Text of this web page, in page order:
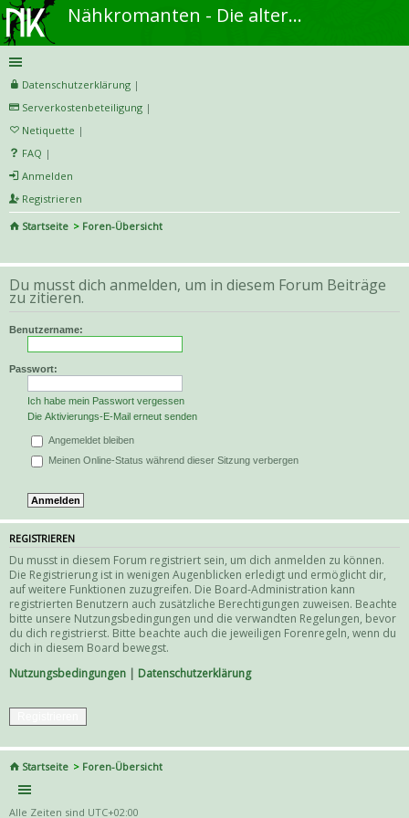
Nähkromanten - Die alternative Näh- und DIY-Community
Datenschutzerklärung |
Serverkostenbeteiligung |
Netiquette |
FAQ |
Anmelden
Registrieren
Startseite
Foren-Übersicht
uc
he
Du musst dich anmelden, um in diesem Forum Beiträge
zu zitieren.
Benutzername:
Passwort:
Ich habe mein Passwort vergessen
Die Aktivierungs-E-Mail erneut senden
Angemeldet bleiben
Meinen Online-Status während dieser Sitzung verbergen
REGISTRIEREN
Du musst in diesem Forum registriert sein, um dich anmelden zu können.
Die Registrierung ist in wenigen Augenblicken erledigt und ermöglicht dir,
auf weitere Funktionen zuzugreifen. Die Board-Administration kann
registrierten Benutzern auch zusätzliche Berechtigungen zuweisen. Beachte
bitte unsere Nutzungsbedingungen und die verwandten Regelungen, bevor
du dich registrierst. Bitte beachte auch die jeweiligen Forenregeln, wenn du
dich in diesem Board bewegst.
Nutzungsbedingungen | Datenschutzerklärung
Startseite Foren-Übersicht
Alle Zeiten sind UTC+02:00